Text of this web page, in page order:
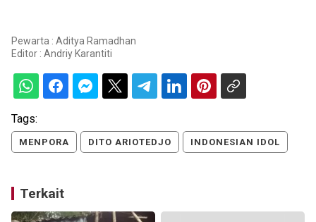
Pewarta : Aditya Ramadhan
Editor : Andriy Karantiti
Tags:
MENPORA DITO ARIOTEDJO INDONESIAN IDOL
Terkait